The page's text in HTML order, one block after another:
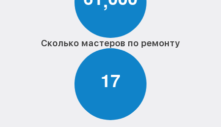
Сколько мастеров по ремонту
17